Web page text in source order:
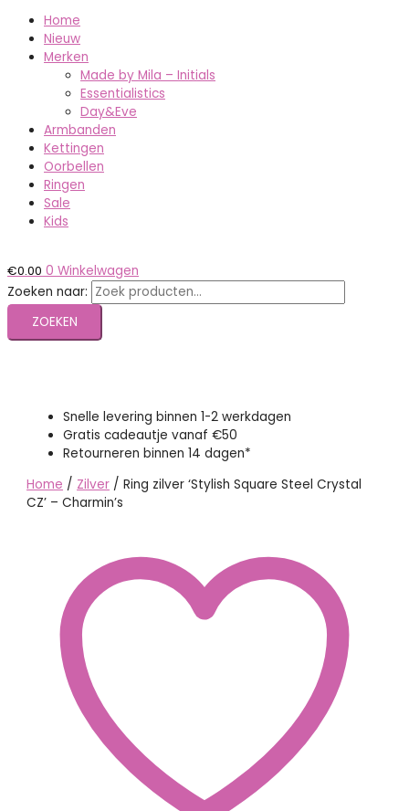
Home
Nieuw
Merken
Made by Mila – Initials
Essentialistics
Day&Eve
Armbanden
Kettingen
Oorbellen
Ringen
Sale
Kids
€0.00 0 Winkelwagen
Zoeken naar:
ZOEKEN
Snelle levering binnen 1-2 werkdagen
Gratis cadeautje vanaf €50
Retourneren binnen 14 dagen*
Home / Zilver / Ring zilver ‘Stylish Square Steel Crystal
CZ’ – Charmin’s